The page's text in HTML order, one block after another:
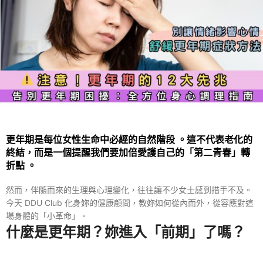
更年期是每位女性生命中必經的自然階段 。這不代表老化的
終結，而是一個提醒我們要加倍愛護自己的「第二青春」轉
折點 。
然而，伴隨而來的生理與心理變化，往往讓不少女士感到措手不及。
今天 DDU Club 化身妳的健康顧問，教妳如何從內而外，從容應對這
場身體的「小革命」。
什麼是更年期？妳進入「前期」了嗎？